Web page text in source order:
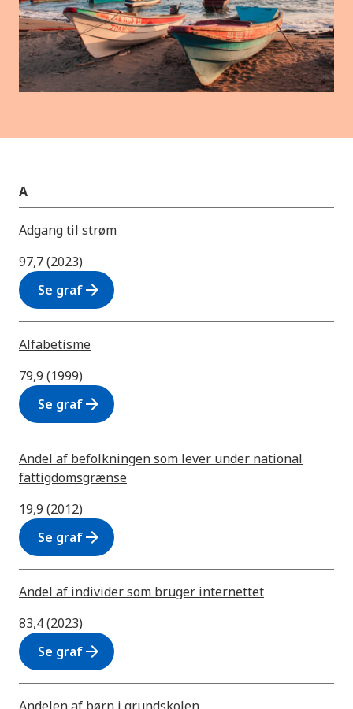
A
Adgang til strøm
97,7 (2023)
Se grafarrow_forward
Alfabetisme
79,9 (1999)
Se grafarrow_forward
Andel af befolkningen som lever under national
fattigdomsgrænse
19,9 (2012)
Se grafarrow_forward
Andel af individer som bruger internettet
83,4 (2023)
Se grafarrow_forward